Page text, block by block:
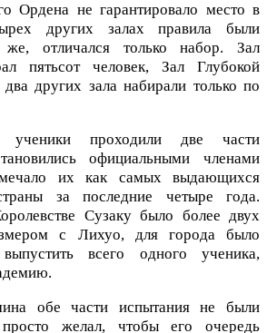
Ордена не гарантировало место в
других залах правила были
отличался только набор. Зал
пятьсот человек, Зал Глубокой
других зала набирали только по
ученики проходили две части
официальными членами
их как самых выдающихся
за последние четыре года.
Сузаку было более двух
с Лихуо, для города было
всего одного ученика,
обе части испытания не были
желал, чтобы его очередь